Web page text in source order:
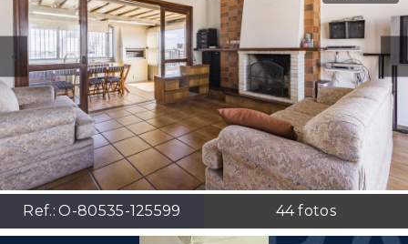
Ref.:O-80535-125599 44fotos